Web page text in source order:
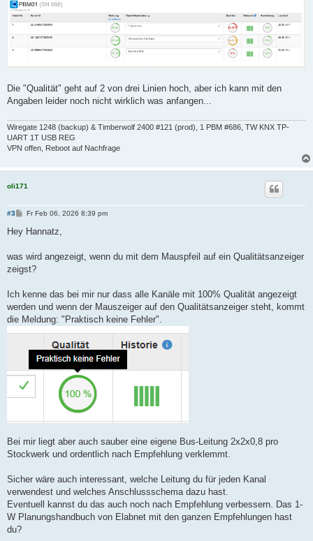
Die "Qualität" geht auf 2 von drei Linien hoch, aber ich kann mit den
Angaben leider noch nicht wirklich was anfangen...
Wiregate 1248 (backup) & Timberwolf 2400 #121 (prod), 1 PBM #686, TW KNX TP-
UART 1T USB REG
VPN offen, Reboot auf Nachfrage
oli171
#3
B
a
Fr Feb 06, 2026 8:39 pm
Hey Hannatz,
was wird angezeigt, wenn du mit dem Mauspfeil auf ein Qualitätsanzeiger
zeigst?
Ich kenne das bei mir nur dass alle Kanäle mit 100% Qualität angezeigt
werden und wenn der Mauszeiger auf den Qualitätsanzeiger steht, kommt
die Meldung: "Praktisch keine Fehler".
Bei mir liegt aber auch sauber eine eigene Bus-Leitung 2x2x0,8 pro
Stockwerk und ordentlich nach Empfehlung verklemmt.
Sicher wäre auch interessant, welche Leitung du für jeden Kanal
verwendest und welches Anschlussschema dazu hast.
Eventuell kannst du das auch noch nach Empfehlung verbessern. Das 1-
W Planungshandbuch von Elabnet mit den ganzen Empfehlungen hast
du?